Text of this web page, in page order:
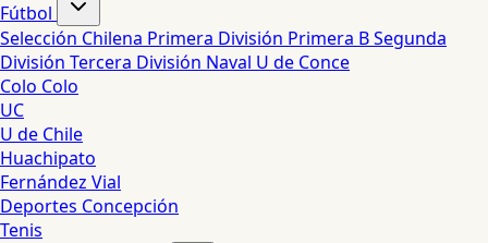
Fútbol
Selección Chilena Primera División Primera BSegunda
División Tercera División Naval U de Conce
Colo Colo
UC
U de Chile
Huachipato
Fernández Vial
Deportes Concepción
Tenis